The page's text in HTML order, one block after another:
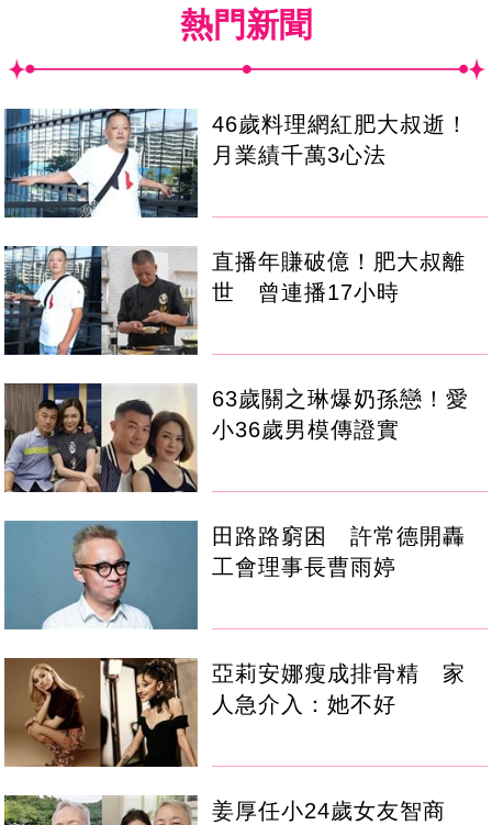
熱門新聞
46歲料理網紅肥大叔逝！
月業績千萬3心法
直播年賺破億！肥大叔離
世 曾連播17小時
63歲關之琳爆奶孫戀！愛
小36歲男模傳證實
田路路窮困 許常德開轟
工會理事長曹雨婷
亞莉安娜瘦成排骨精 家
人急介入：她不好
姜厚任小24歲女友智商